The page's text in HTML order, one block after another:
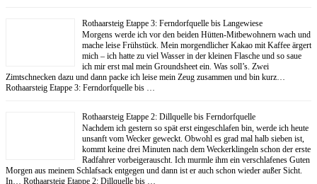
Rothaarsteig Etappe 3: Ferndorfquelle bis Langewiese
Morgens werde ich vor den beiden Hütten-Mitbewohnern wach und
mache leise Frühstück. Mein morgendlicher Kakao mit Kaffee ärgert
mich – ich hatte zu viel Wasser in der kleinen Flasche und so saue
ich mir erst mal mein Groundsheet ein. Was soll’s. Zwei
Zimtschnecken dazu und dann packe ich leise mein Zeug zusammen und bin kurz…
Rothaarsteig Etappe 3: Ferndorfquelle bis …
Rothaarsteig Etappe 2: Dillquelle bis Ferndorfquelle
Nachdem ich gestern so spät erst eingeschlafen bin, werde ich heute
unsanft vom Wecker geweckt. Obwohl es grad mal halb sieben ist,
kommt keine drei Minuten nach dem Weckerklingeln schon der erste
Radfahrer vorbeigerauscht. Ich murmle ihm ein verschlafenes Guten
Morgen aus meinem Schlafsack entgegen und dann ist er auch schon wieder außer Sicht.
In… Rothaarsteig Etappe 2: Dillquelle bis …